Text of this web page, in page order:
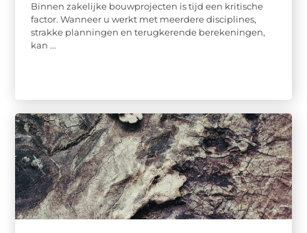
Binnen zakelijke bouwprojecten is tijd een kritische
factor. Wanneer u werkt met meerdere disciplines,
strakke planningen en terugkerende berekeningen,
kan ...